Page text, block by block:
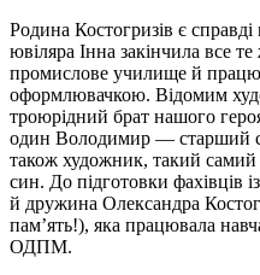
Родина Костогризів є
ювіляра Інна закінчила все
промислове училище й
оформлювачкою. Відомим
троюрідний брат нашого
один Володимир — старший
також художник, такий
син. До підготовки фахівців
й дружина Олександра
пам’ять!), яка працювала
ОДПМ.